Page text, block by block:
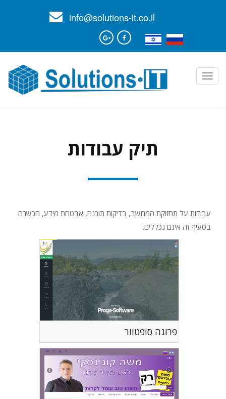
info@solutions-it.co.il
Toggle
navigation
תיק עבודות
עבודות על תחזוקת המחשב, בדיקות תוכנה, אבטחת מידע, הכשרה
בסעיף זה אינם נכללים.
פרוגה סופטוור